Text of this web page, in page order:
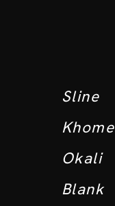
Sline
Khome
Okali
Blank